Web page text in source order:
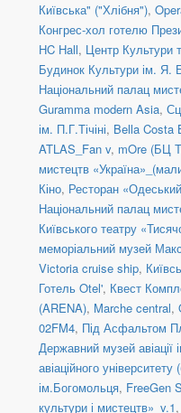
Київська" ("Хлібня"),
Конгрес-хол готелю
HC Hall, Центр Культури
Будинок Культури ім. Я.
Національний палац
Guramma modern Asia,
ім. П.Г.Тічіні, Bella Costa
ATLAS_Fan v, mOre (БЦ
мистецтв
Кіно, Ресторан
Національний палац
Київського театру
меморіальний музей
Victoria cruise ship,
Готель Otel', Квест
(ARENA), Marche central,
02FM4, Під Асфальтом
Державний музей
авіаційного університету
ім.Богомольця, FreeGen
культури і мистецтв»_v.1,